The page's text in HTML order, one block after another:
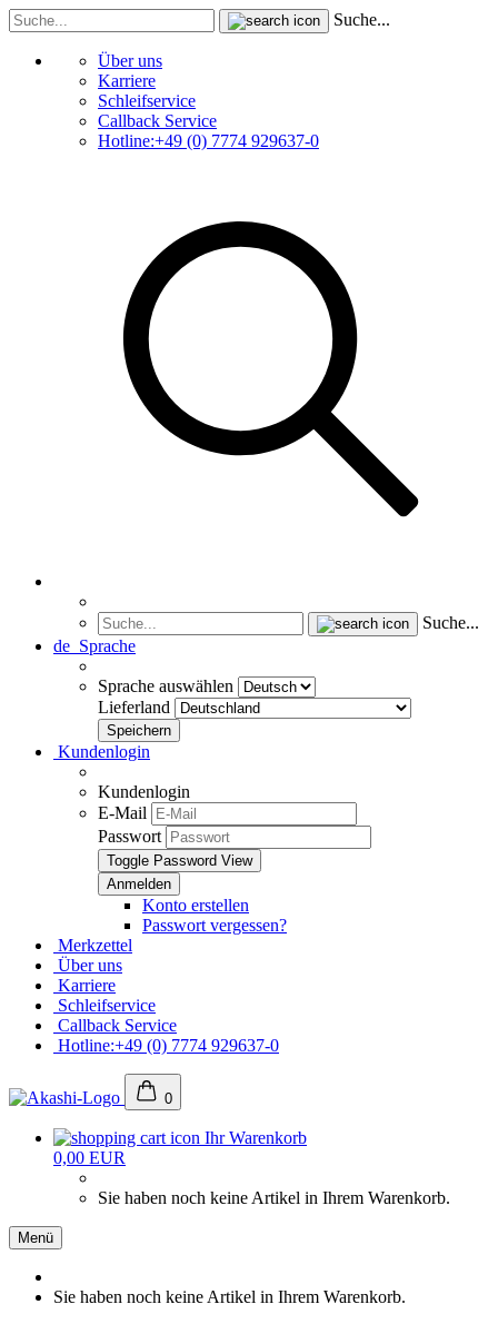
Suche...
Über uns
Karriere
Schleifservice
Callback Service
Hotline:+49 (0) 7774 929637-0
Suche...
de Sprache
Sprache auswählen
Lieferland
Kundenlogin
Kundenlogin
E-Mail
Passwort
Toggle Password View
Konto erstellen
Passwort vergessen?
Merkzettel
Über uns
Karriere
Schleifservice
Callback Service
Hotline:+49 (0) 7774 929637-0
0
Ihr Warenkorb
0,00 EUR
Sie haben noch keine Artikel in Ihrem Warenkorb.
Menü
Sie haben noch keine Artikel in Ihrem Warenkorb.